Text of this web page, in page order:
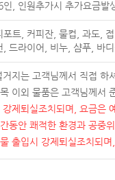
인, 인원추가시 추가요금발
포트, 커피잔, 물컵, 과도,
, 드라이어, 비누, 샴푸, 바
거지는 고객님께서 직접 하
이외 물품은 고객님께서
강제퇴실조치되며, 요금은
동안 쾌적한 환경과 공중
출입시 강제퇴실조치되